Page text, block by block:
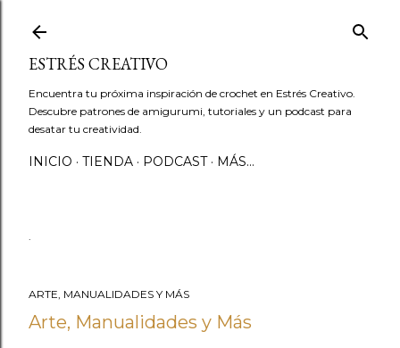
ESTRÉS CREATIVO
Encuentra tu próxima inspiración de crochet en Estrés Creativo.
Descubre patrones de amigurumi, tutoriales y un podcast para
desatar tu creatividad.
INICIO TIENDA PODCAST MÁS…
.
ARTE, MANUALIDADES Y MÁS
Arte, Manualidades y Más